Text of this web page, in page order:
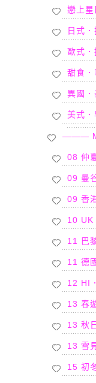
戀上星
日式
歐式
甜食．
異國．
美式．
———
08 仲
09 曼
09 香
10 UK
11 巴
11 德
12 HI
13 春
13 秋
13 雪
15 初